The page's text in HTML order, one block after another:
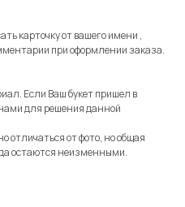
карточку от вашего имени ,
при оформлении заказа.
Если Ваш букет пришел в
для решения данной
отличаться от фото, но общая
остаются неизменными.